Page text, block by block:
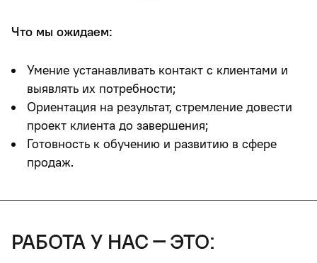
Что мы ожидаем:
Умение устанавливать контакт с клиентами и
выявлять их потребности;
Ориентация на результат, стремление довести
проект клиента до завершения;
Готовность к обучению и развитию в сфере
продаж.
работа у нас – это: